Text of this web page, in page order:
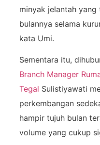
minyak jelantah
bulannya selama
kata Umi.
Sementara itu,
Branch Manager
Tegal Sulistiyawati
perkembangan
hampir tujuh bulan
volume yang cukup